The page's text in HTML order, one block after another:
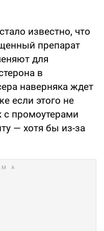
известно, что
препарат
для
в
наверняка ждет
если этого не
с промоутерами
— хотя бы из-за